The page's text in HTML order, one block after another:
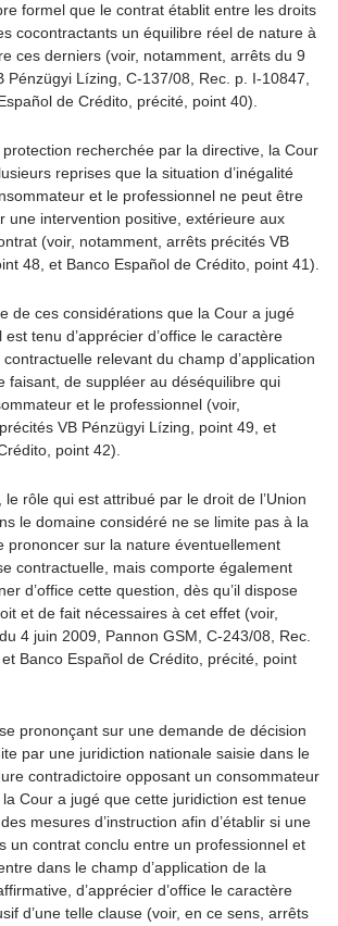
formel que le contrat établit entre les droits
cocontractants un équilibre réel de nature à
ces derniers (voir, notamment, arrêts du 9
Pénzügyi Lízing, C-137/08, Rec. p. I-10847,
de Crédito, précité, point 40).
protection recherchée par la directive, la Cour
reprises que la situation d’inégalité
et le professionnel ne peut être
une intervention positive, extérieure aux
(voir, notamment, arrêts précités VB
48, et Banco Español de Crédito, point 41).
de ces considérations que la Cour a jugé
tenu d’apprécier d’office le caractère
contractuelle relevant du champ d’application
faisant, de suppléer au déséquilibre qui
et le professionnel (voir,
VB Pénzügyi Lízing, point 49, et
point 42).
rôle qui est attribué par le droit de l’Union
le domaine considéré ne se limite pas à la
prononcer sur la nature éventuellement
contractuelle, mais comporte également
d’office cette question, dès qu’il dispose
et de fait nécessaires à cet effet (voir,
4 juin 2009, Pannon GSM, C-243/08, Rec.
Banco Español de Crédito, précité, point
prononçant sur une demande de décision
par une juridiction nationale saisie dans le
contradictoire opposant un consommateur
Cour a jugé que cette juridiction est tenue
mesures d’instruction afin d’établir si une
un contrat conclu entre un professionnel et
dans le champ d’application de la
d’apprécier d’office le caractère
d’une telle clause (voir, en ce sens, arrêts